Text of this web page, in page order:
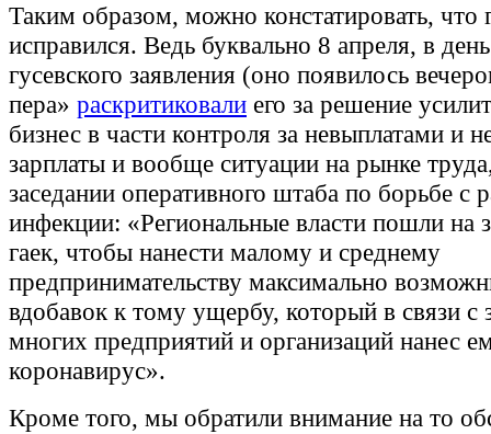
Таким образом, можно констатировать, что
исправился. Ведь буквально 8 апреля, в
гусевского заявления (оно появилось
пера» раскритиковали его за решение
бизнес в части контроля за невыплатами и
зарплаты и вообще ситуации на рынке
заседании оперативного штаба по борьбе с
инфекции: «Региональные власти пошли на
гаек, чтобы нанести малому и среднему
предпринимательству максимально
вдобавок к тому ущербу, который в связи с
многих предприятий и организаций нанес
коронавирус».
Кроме того, мы обратили внимание на то